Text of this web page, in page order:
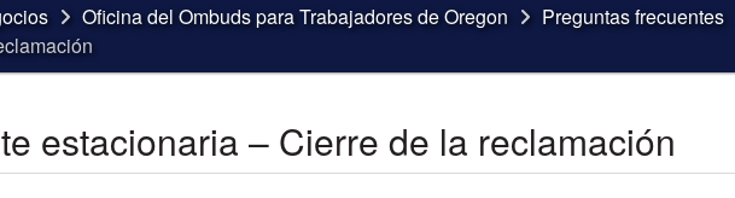
Oficina del Ombuds para Trabajadores de Oregon
Preguntas frecuentes
estacionaria – Cierre de la reclamación